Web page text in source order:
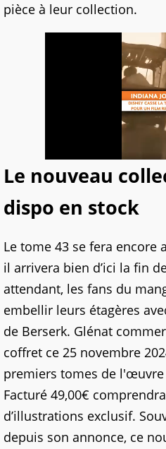
pièce à leur collection.
Le nouveau
dispo en stock
Le tome 43 se fera encore
il arrivera bien d’ici la fin
attendant, les fans du
embellir leurs étagères
de Berserk. Glénat
coffret ce 25 novembre
premiers tomes de
Facturé 49,00€
d’illustrations exclusif.
depuis son annonce, ce